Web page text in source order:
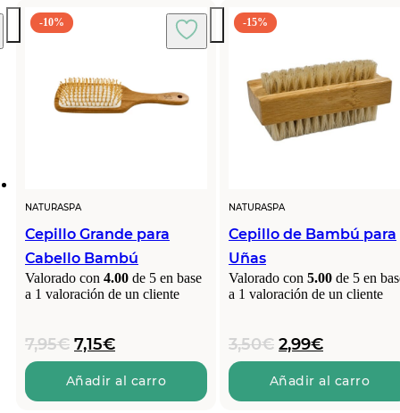
-10%
NATURASPA
Cepillo Grande para
Cabello Bambú
Valorado con 4.00 de 5 en base
a 1 valoración de un cliente
7,95€ El
precio
original
era:
7,15€El
precio
actual
es:
Añadir al carro
-15%
NATURASPA
Cepillo de Bambú para
Uñas
Valorado con 5.00 de 5 en
a 1 valoración de un cliente
3,50€ El
precio
original
era:
2,99€El
precio
actual
es:
Añadir al carro